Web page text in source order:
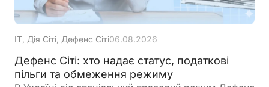
ІТ, Дія Сіті, Дефенс Сіті06.08.2026
Дефенс Сіті: хто надає статус, податкові
пільги та обмеження режиму